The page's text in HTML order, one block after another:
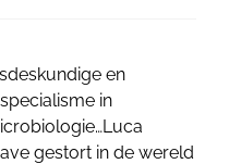
en
in
gestort in de wereld